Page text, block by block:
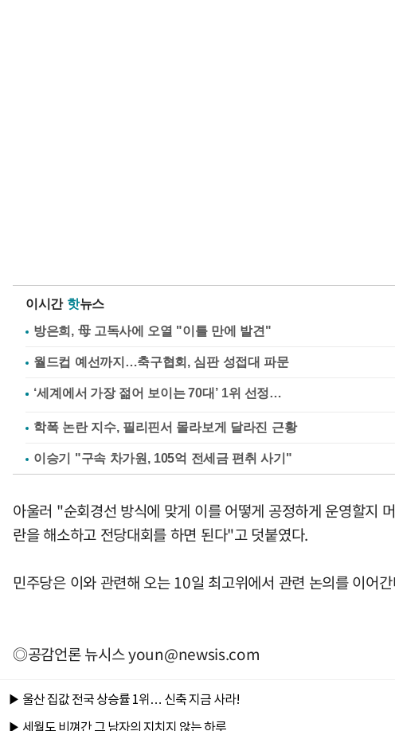
이시간 핫뉴스
방은희, 母 고독사에 오열 "이틀 만에 발견"
월드컵 예선까지…축구협회, 심판 성접대 파문
학폭 논란 지수, 필리핀서 몰라보게 달라진 근황
이승기 "구속 차가원, 105억 전세금 편취 사기"
아울러 "순회경선 방식에 맞게 이를 어떻게 공정하게 운영할지
란을 해소하고 전당대회를 하면 된다"고 덧붙였다.
민주당은 이와 관련해 오는 10일 최고위에서 관련 논의를 이어
◎공감언론 뉴시스youn@newsis.com